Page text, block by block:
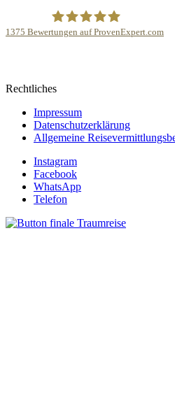
1375 Bewertungen auf ProvenExpert.com
Rechtliches
Impressum
Datenschutzerklärung
Allgemeine
Instagram
Facebook
WhatsApp
Telefon